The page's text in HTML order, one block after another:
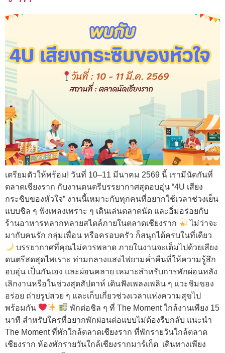
เตรียมตัวให้พร้อม! วันที่ 10–11 มีนาคม 2569 นี้ เรามีนัดกันที่
ตลาดเชียงราก กับงานดนตรีบรรยากาศสุดอบอุ่น “4U เสียง
กระซิบของหัวใจ” งานนี้เหมาะกับทุกคนที่อยากใช้เวลาช่วงเย็น
แบบชิล ๆ ฟังเพลงเพราะ ๆ เดินเล่นตลาดนัด และอิ่มอร่อยกับ
ร้านอาหารหลากหลายสไตล์ภายในตลาดเชียงราก
ไม่ว่าจะ
มากับคนรัก กลุ่มเพื่อน หรือครอบครัว ก็สนุกได้ครบในที่เดียว
บรรยากาศที่คุณไม่ควรพลาด ภายในงานจะเต็มไปด้วยเสียง
ดนตรีสดสุดไพเราะ ท่ามกลางแสงไฟยามค่ำคืนที่ให้ความรู้สึก
อบอุ่น เป็นกันเอง และผ่อนคลาย เหมาะสำหรับการพักผ่อนหลัง
เลิกงานหรือในช่วงสุดสัปดาห์ เดินฟังเพลงเพลิน ๆ แวะชิมของ
อร่อย ถ่ายรูปสวย ๆ และเก็บเกี่ยวช่วงเวลาแห่งความสุขไป
พร้อมกัน
พักต่อชิล ๆ ที่ The Moment ใกล้งานเพียง 15
นาที สำหรับใครที่อยากพักผ่อนต่อแบบไม่ต้องรีบกลับ แนะนำ
The Moment ที่พักใกล้ตลาดเชียงราก ที่พักรายวันใกล้ตลาด
เชียงราก ห้องพักรายวันใกล้เชียงรากมาร์เก็ต เดินทางเพียง